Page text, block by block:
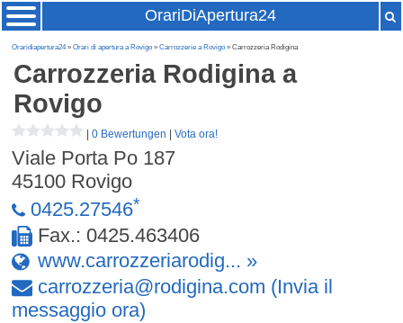
OrariDiApertura24
Oraridiapertura24»Orari di apertura a Rovigo »Carrozzerie a Rovigo » Carrozzeria Rodigina
Carrozzeria Rodiginaa
Rovigo
|0 Bewertungen |Vota ora!
Viale Porta Po 187
45100 Rovigo
0425.27546*
Fax.: 0425.463406
www.carrozzeriarodig... »
carrozzeria@rodigina.com (Invia il
messaggio ora)